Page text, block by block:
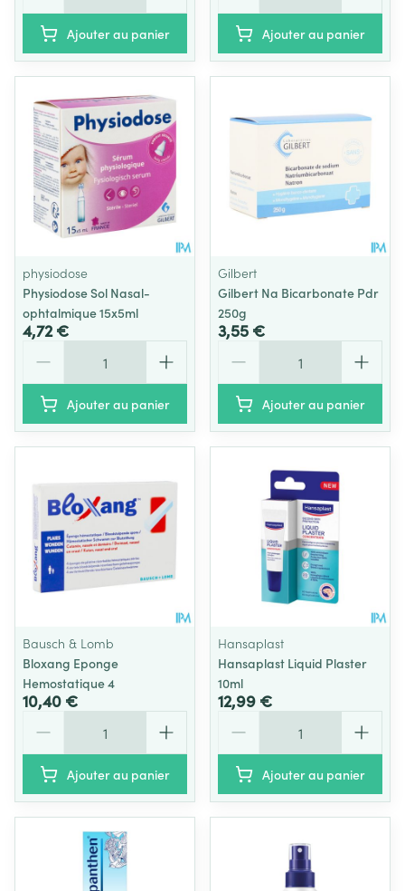
Ajouter au panier Ajouter au panier
physiodose
Physiodose Sol Nasal-
ophtalmique 15x5ml
4,72 €
Ajouter au panier
Gilbert
Gilbert Na Bicarbonate Pdr
250g
3,55 €
Ajouter au panier
Bausch & Lomb
Bloxang Eponge
Hemostatique 4
10,40 €
Ajouter au panier
Hansaplast
Hansaplast Liquid Plaster
10ml
12,99 €
Ajouter au panier